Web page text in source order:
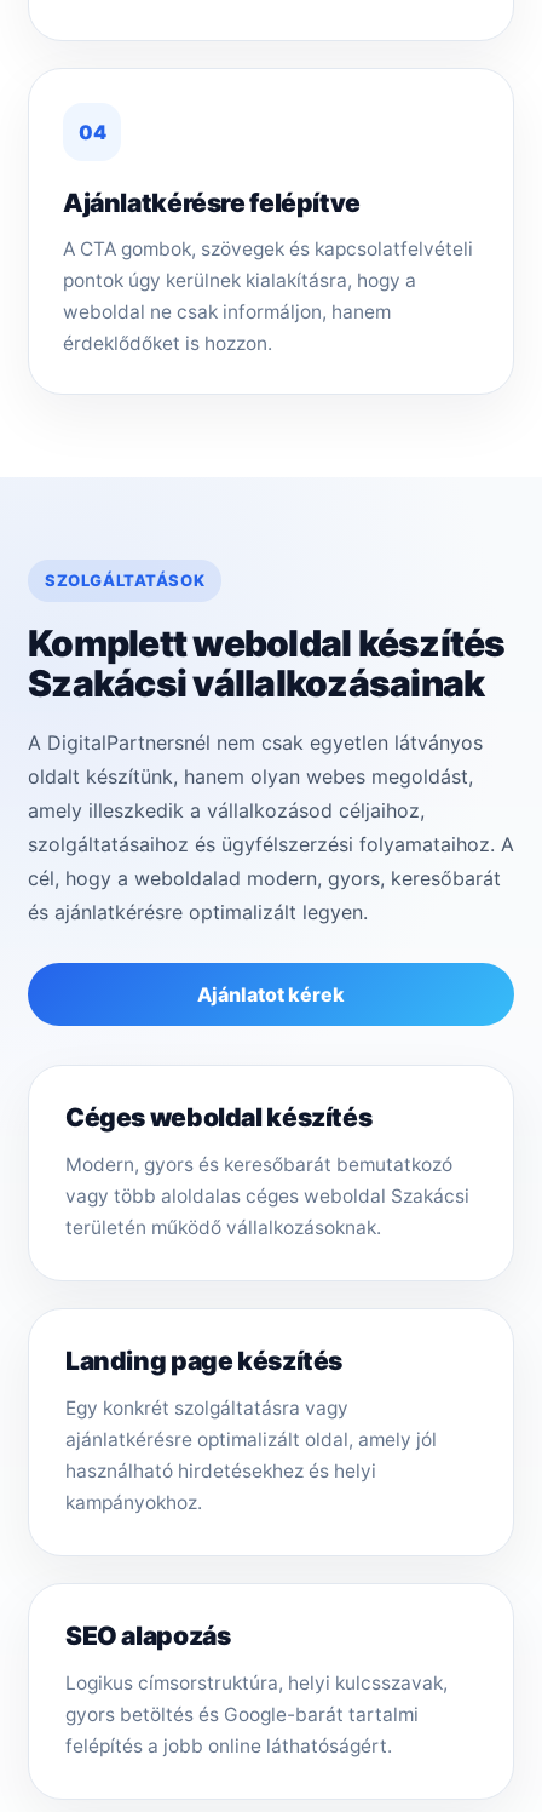
04
Ajánlatkérésre felépítve
A CTA gombok, szövegek és kapcsolatfelvételi
pontok úgy kerülnek kialakításra, hogy a
weboldal ne csak informáljon, hanem
érdeklődőket is hozzon.
SZOLGÁLTATÁSOK
Komplett weboldal készítés
Szakácsi vállalkozásainak
A DigitalPartnersnél nem csak egyetlen látványos
oldalt készítünk, hanem olyan webes megoldást,
amely illeszkedik a vállalkozásod céljaihoz,
szolgáltatásaihoz és ügyfélszerzési folyamataihoz. A
cél, hogy a weboldalad modern, gyors, keresőbarát
és ajánlatkérésre optimalizált legyen.
Ajánlatot kérek
Céges weboldal készítés
Modern, gyors és keresőbarát bemutatkozó
vagy több aloldalas céges weboldal Szakácsi
területén működő vállalkozásoknak.
Landing page készítés
Egy konkrét szolgáltatásra vagy
ajánlatkérésre optimalizált oldal, amely jól
használható hirdetésekhez és helyi
kampányokhoz.
SEO alapozás
Logikus címsorstruktúra, helyi kulcsszavak,
gyors betöltés és Google-barát tartalmi
felépítés a jobb online láthatóságért.